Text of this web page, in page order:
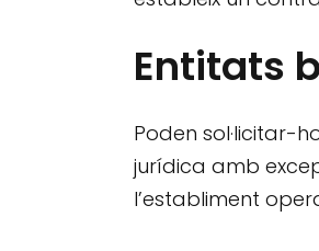
Entitats
Poden sol·licitar-
jurídica amb
l’establiment